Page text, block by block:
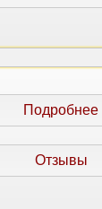
Подробнее
Отзывы